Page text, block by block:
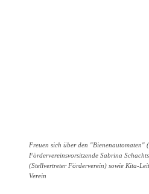
Freuen sich über den "Bienenautomaten"
Fördervereinsvorsitzende Sabrina
(Stellvertreter Förderverein) sowie Kita-
Verein